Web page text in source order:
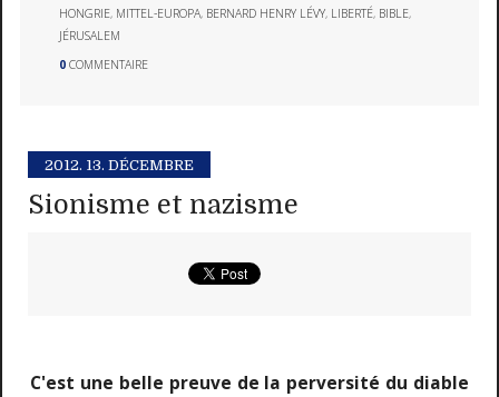
HONGRIE, MITTEL-EUROPA, BERNARD HENRY LÉVY, LIBERTÉ, BIBLE,
JÉRUSALEM
0 COMMENTAIRE
2012. 13. DÉCEMBRE
Sionisme et nazisme
C'est une belle preuve de la perversité du diable